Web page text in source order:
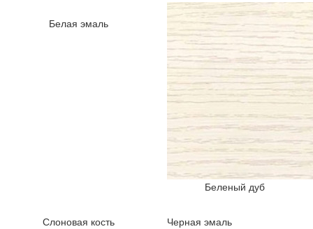
Белая эмаль
Беленый дуб
Слоновая кость Черная эмаль